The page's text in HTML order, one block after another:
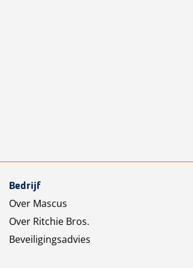
Bedrijf
Over Mascus
Over Ritchie Bros.
Beveiligingsadvies